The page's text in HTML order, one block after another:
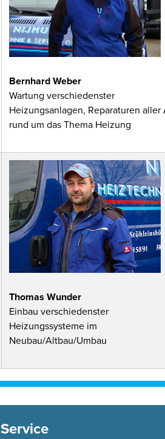
Bernhard Weber
Wartung verschiedenster
Heizungsanlagen, Reparaturen aller
rund um das Thema Heizung
Thomas Wunder
Einbau verschiedenster
Heizungssysteme im
Neubau/Altbau/Umbau
Service